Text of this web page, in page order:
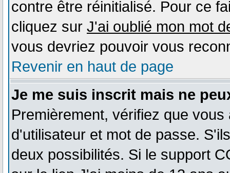
contre être réinitialisé. Pour ce
cliquez sur J'ai oublié mon mot
vous devriez pouvoir vous
Revenir en haut de page
Je me suis inscrit mais ne
Premièrement, vérifiez que
d'utilisateur et mot de passe.
deux possibilités. Si le support